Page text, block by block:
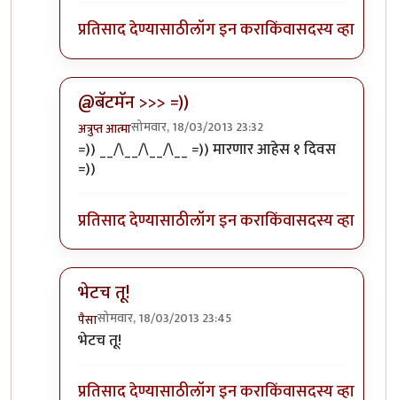
प्रतिसाद देण्यासाठीलॉग इन कराकिंवासदस्य व्हा
@बॅटमॅन >>> =))
अत्रुप्त आत्मासोमवार, 18/03/2013 23:32
In reply toअहो नीट लॉजिकली मुद्दे मांडलेbyबॅटमॅन
=)) __/\__/\__/\__ =)) मारणार आहेस १ दिवस
=))
प्रतिसाद देण्यासाठीलॉग इन कराकिंवासदस्य व्हा
भेटच तू!
पैसासोमवार, 18/03/2013 23:45
In reply to
भेटच तू!
प्रतिसाद देण्यासाठीलॉग इन कराकिंवासदस्य व्हा